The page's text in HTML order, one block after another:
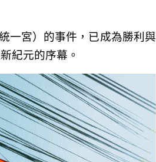
一宮）的事件，已成為勝利與
紀元的序幕。